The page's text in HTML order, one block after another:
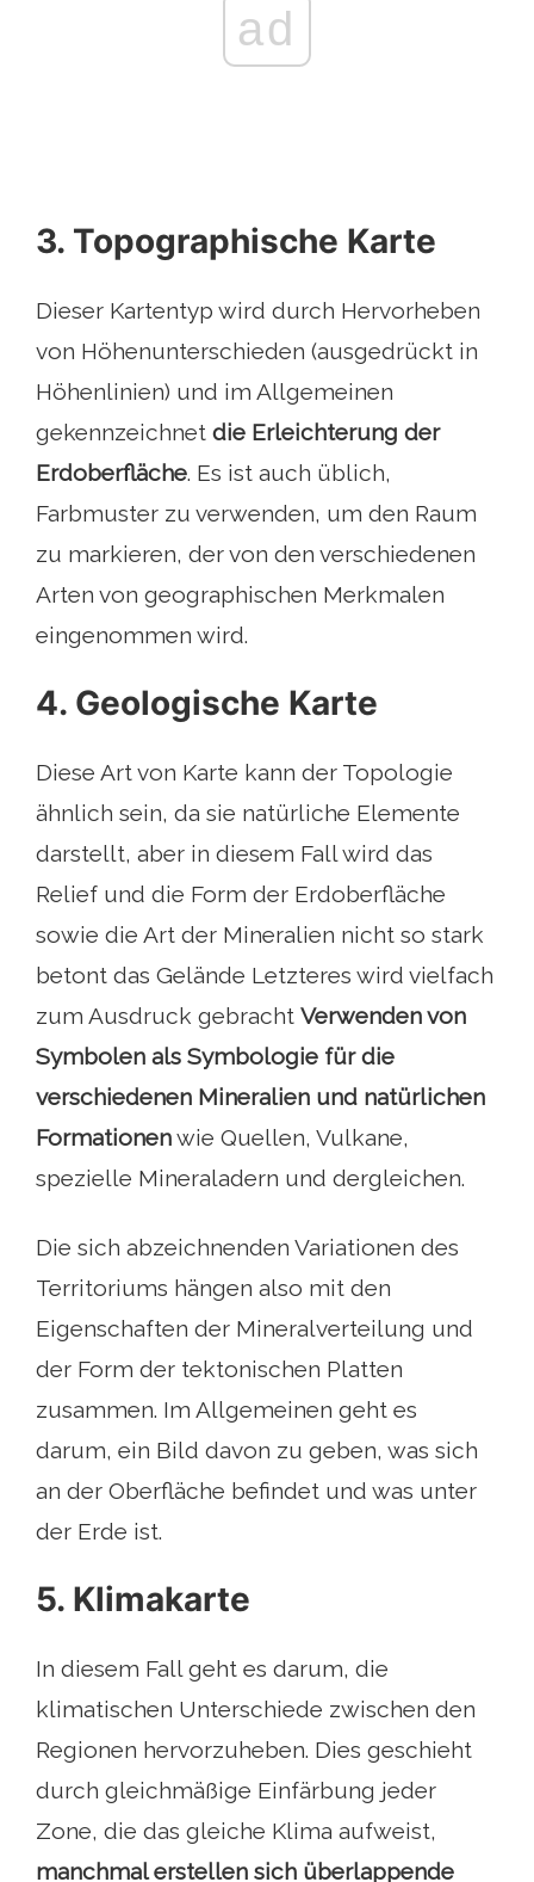
ad
3. Topographische Karte
Dieser Kartentyp wird durch Hervorheben
von Höhenunterschieden (ausgedrückt in
Höhenlinien) und im Allgemeinen
gekennzeichnet die Erleichterung der
Erdoberfläche. Es ist auch üblich,
Farbmuster zu verwenden, um den Raum
zu markieren, der von den verschiedenen
Arten von geographischen Merkmalen
eingenommen wird.
4. Geologische Karte
Diese Art von Karte kann der Topologie
ähnlich sein, da sie natürliche Elemente
darstellt, aber in diesem Fall wird das
Relief und die Form der Erdoberfläche
sowie die Art der Mineralien nicht so stark
betont das Gelände Letzteres wird vielfach
zum Ausdruck gebracht Verwenden von
Symbolen als Symbologie für die
verschiedenen Mineralien und natürlichen
Formationenwie Quellen, Vulkane,
spezielle Mineraladern und dergleichen.
Die sich abzeichnenden Variationen des
Territoriums hängen also mit den
Eigenschaften der Mineralverteilung und
der Form der tektonischen Platten
zusammen. Im Allgemeinen geht es
darum, ein Bild davon zu geben, was sich
an der Oberfläche befindet und was unter
der Erde ist.
5. Klimakarte
In diesem Fall geht es darum, die
klimatischen Unterschiede zwischen den
Regionen hervorzuheben. Dies geschieht
durch gleichmäßige Einfärbung jeder
Zone, die das gleiche Klima aufweist,
manchmal erstellen sich überlappende